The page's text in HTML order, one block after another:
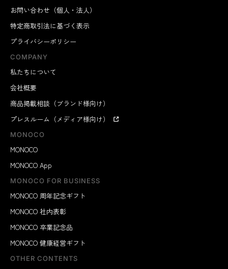
お問い合わせ（個人・法人）
特定商取引法に基づく表示
プライバシーポリシー
COMPANY
私たちについて
会社概要
商品掲載相談（ブランド様向け）
プレスルーム（メディア様向け）
MONOCO
MONOCO
MONOCO App
MONOCO FOR BUSINESS
MONOCO 周年記念ギフト
MONOCO 社内表彰
MONOCO 卒業記念品
MONOCO 健康経営ギフト
OTHER CONTENTS